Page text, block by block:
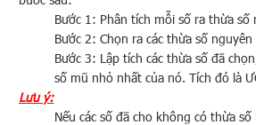
Bước 1: Phân tích mỗi số ra thừa số
Bước 2: Chọn ra các thừa số
Bước 3: Lập tích các thừa số đã
số mũ nhỏ nhất của nó. Tích đó là
Lưu ý:
Nếu các số đã cho không có thừa